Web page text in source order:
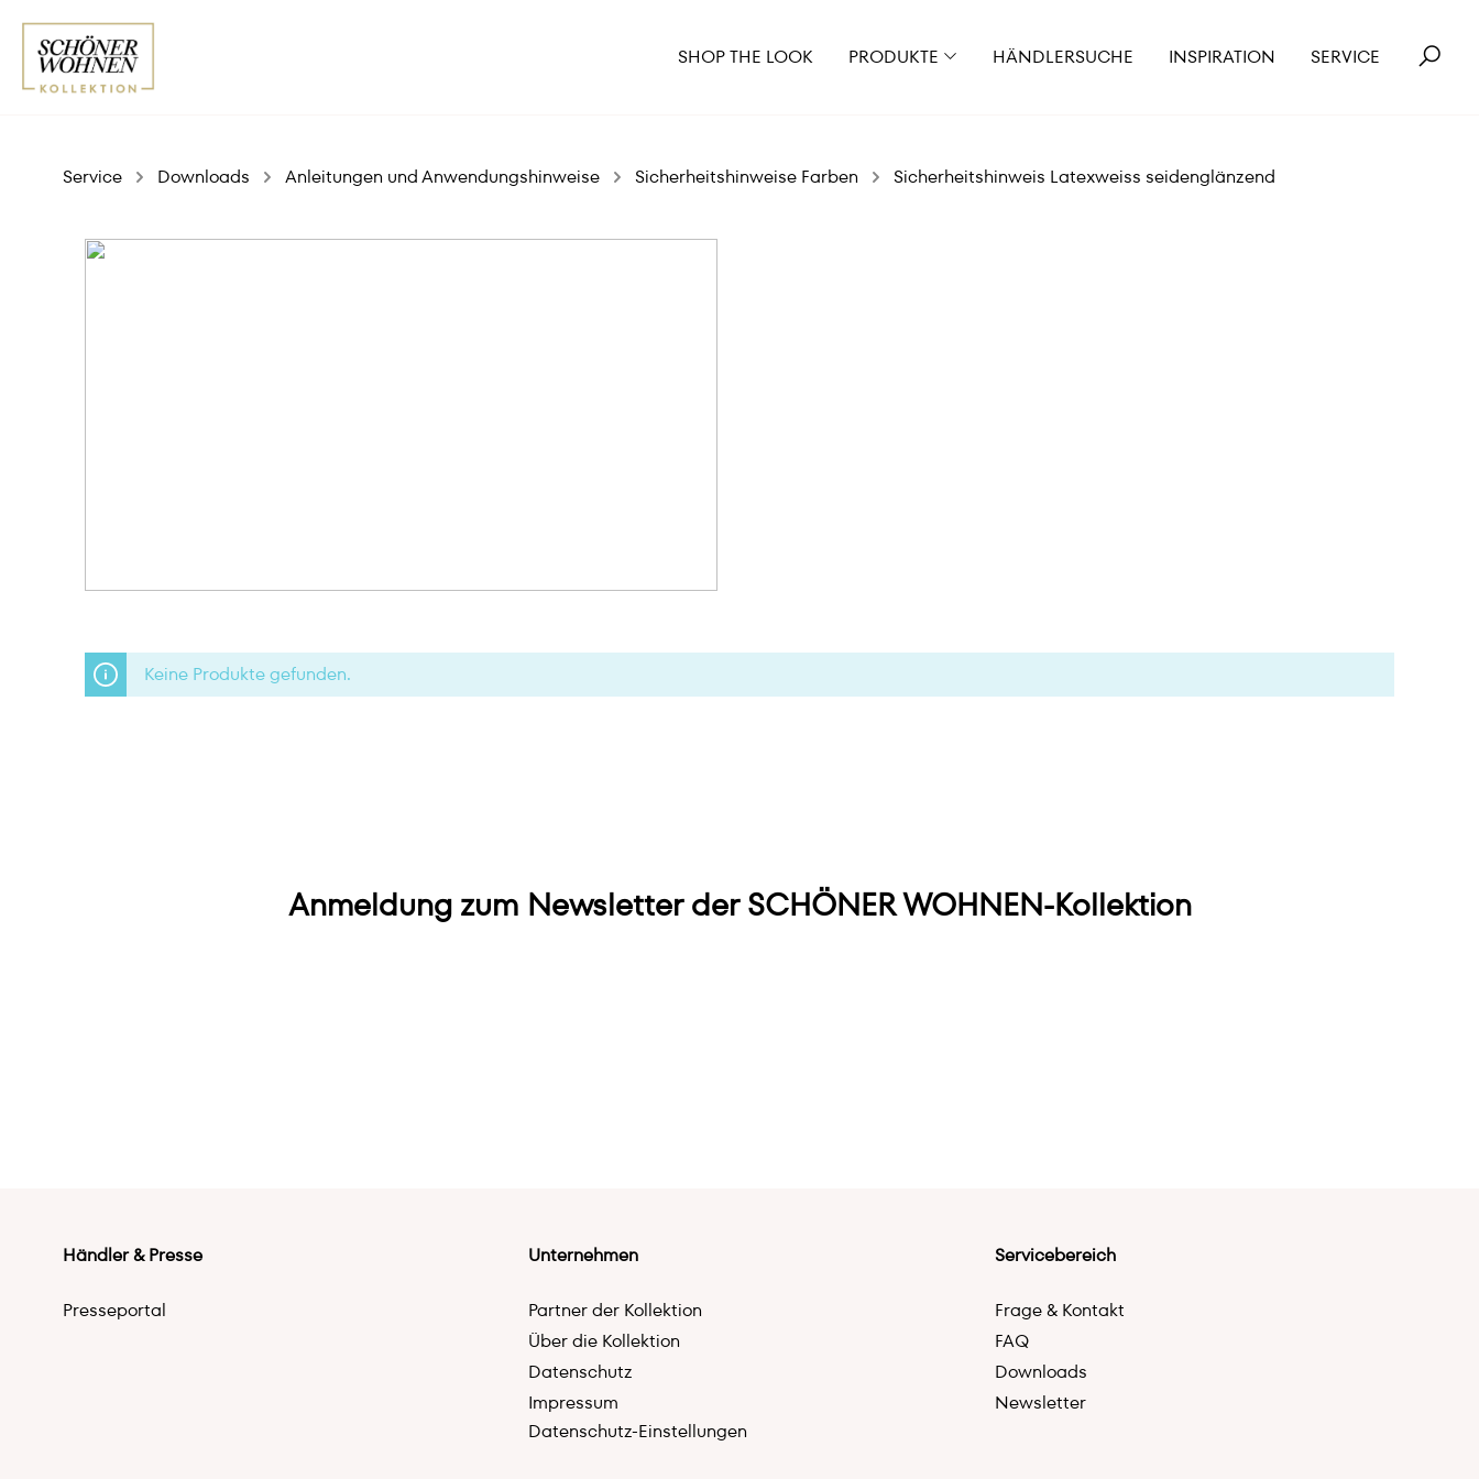
SHOP THE LOOK PRODUKTE HÄNDLERSUCHE INSPIRATION SERVICE
Service Downloads Anleitungen und Anwendungshinweise Sicherheitshinweise Farben Sicherheitshinweis Latexweiss seidenglänzend
Keine Produkte gefunden.
Anmeldung zum Newsletter der SCHÖNER WOHNEN-Kollektion
Händler & Presse
Presseportal
Unternehmen
Partner der Kollektion
Über die Kollektion
Datenschutz
Impressum
Datenschutz-Einstellungen
Servicebereich
Frage & Kontakt
FAQ
Downloads
Newsletter